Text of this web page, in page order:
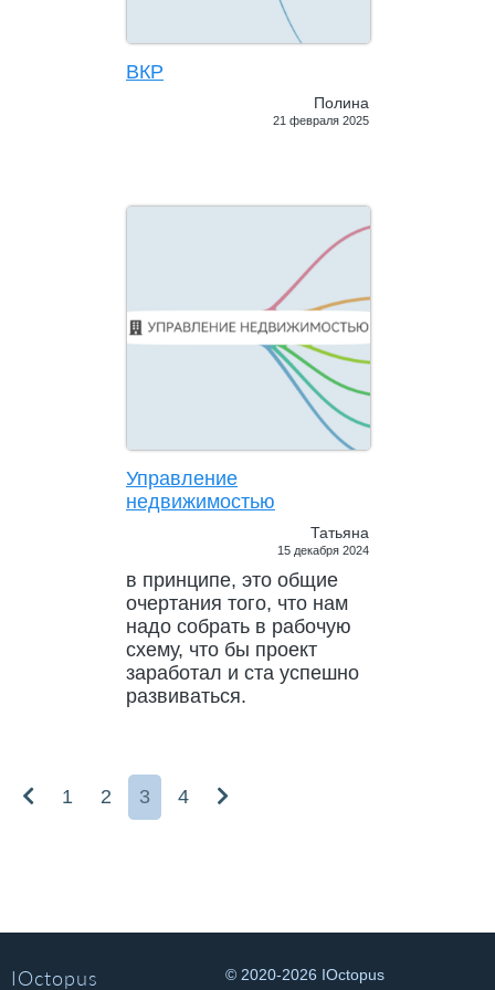
ВКР
Полина
21 февраля 2025
Управление
недвижимостью
Татьяна
15 декабря 2024
в принципе, это общие
очертания того, что нам
надо собрать в рабочую
схему, что бы проект
заработал и ста успешно
развиваться.
1 2 3 4
IOctopus © 2020-2026 IOctopus